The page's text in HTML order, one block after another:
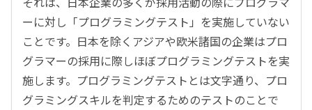
ーに対し「プログラミングテスト」を実施していない
ことです。日本を除くアジアや欧米諸国の企業はプロ
グラマーの採用に際しほぼプログラミングテストを実
施します。プログラミングテストとは文字通り、プロ
グラミングスキルを判定するためのテストのことで